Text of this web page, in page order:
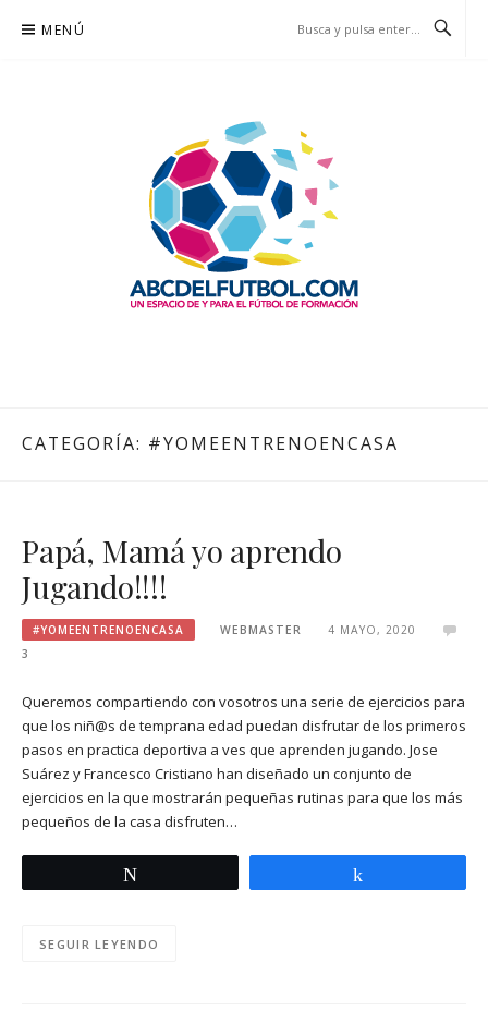
MENÚ
CATEGORÍA: #YOMEENTRENOENCASA
Papá, Mamá yo aprendo
Jugando!!!!
#YOMEENTRENOENCASA WEBMASTER
4 MAYO, 2020
3
Queremos compartiendo con vosotros una serie de ejercicios para
que los niñ@s de temprana edad puedan disfrutar de los primeros
pasos en practica deportiva a ves que aprenden jugando. Jose
Suárez y Francesco Cristiano han diseñado un conjunto de
ejercicios en la que mostrarán pequeñas rutinas para que los más
pequeños de la casa disfruten…
SEGUIR LEYENDO